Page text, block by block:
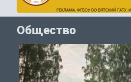
Общество